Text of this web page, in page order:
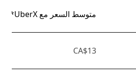
متوسط السعر مع UberX*
CA$13